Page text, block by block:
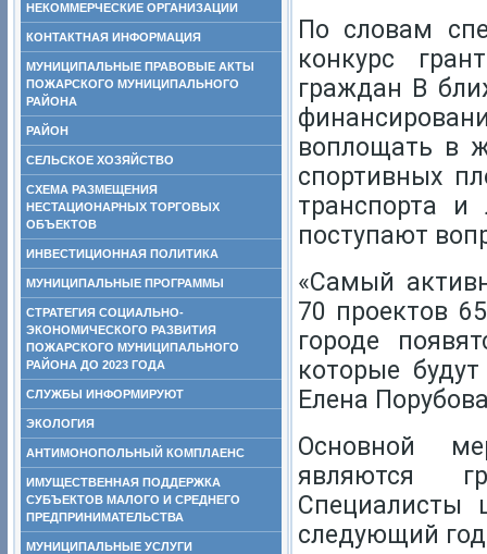
НЕКОММЕРЧЕСКИЕ ОРГАНИЗАЦИИ
КОНТАКТНАЯ ИНФОРМАЦИЯ
МУНИЦИПАЛЬНЫЕ ПРАВОВЫЕ АКТЫ
ПОЖАРСКОГО МУНИЦИПАЛЬНОГО
РАЙОНА
РАЙОН
СЕЛЬСКОЕ ХОЗЯЙСТВО
СХЕМА РАЗМЕЩЕНИЯ
НЕСТАЦИОНАРНЫХ ТОРГОВЫХ
ОБЪЕКТОВ
ИНВЕСТИЦИОННАЯ ПОЛИТИКА
МУНИЦИПАЛЬНЫЕ ПРОГРАММЫ
СТРАТЕГИЯ СОЦИАЛЬНО-
ЭКОНОМИЧЕСКОГО РАЗВИТИЯ
ПОЖАРСКОГО МУНИЦИПАЛЬНОГО
РАЙОНА ДО 2023 ГОДА
СЛУЖБЫ ИНФОРМИРУЮТ
ЭКОЛОГИЯ
АНТИМОНОПОЛЬНЫЙ КОМПЛАЕНС
ИМУЩЕСТВЕННАЯ ПОДДЕРЖКА
СУБЪЕКТОВ МАЛОГО И СРЕДНЕГО
ПРЕДПРИНИМАТЕЛЬСТВА
МУНИЦИПАЛЬНЫЕ УСЛУГИ
По словам
конкурс
граждан В
воплощать в
спортивных
транспорта
поступают
«Самый
70 проектов
городе
которые
Елена
Основной
являются
Специалисты
следующий